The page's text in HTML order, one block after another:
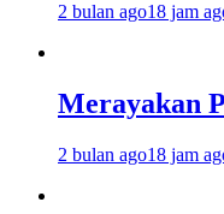
2 bulan ago18 jam
Merayakan
2 bulan ago18 jam